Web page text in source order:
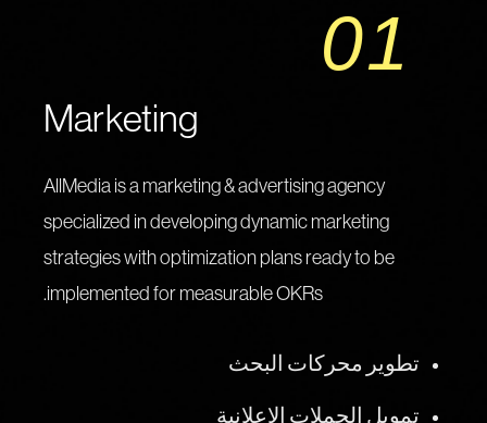
01
Marketing
AllMedia is a marketing & advertising agency
specialized in developing dynamic marketing
strategies with optimization plans ready to be
implemented for measurable OKRs.
تطوير محركات البحث
تمويل الحملات الإعلانية